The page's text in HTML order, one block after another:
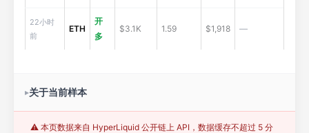
22小时
前
ETH
开
多
$3.1K 1.59 $1,918 —
关于当前样本
⚠️ 本页数据来自 HyperLiquid 公开链上 API，数据缓存不超过 5 分